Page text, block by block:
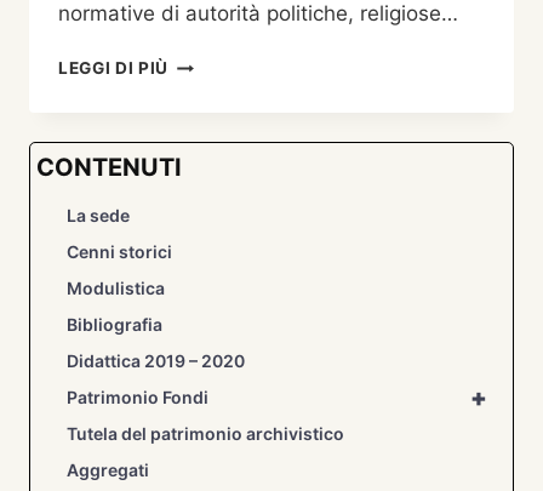
normative di autorità politiche, religiose…
LEGGI DI PIÙ DIGITALIZZATI
BANDI
E
DELL’ARCHIVIO
CONTENUTI
La sede
Cenni storici
Modulistica
Bibliografia
Didattica 2019 – 2020
+
Patrimonio Fondi
Tutela del patrimonio archivistico
Aggregati